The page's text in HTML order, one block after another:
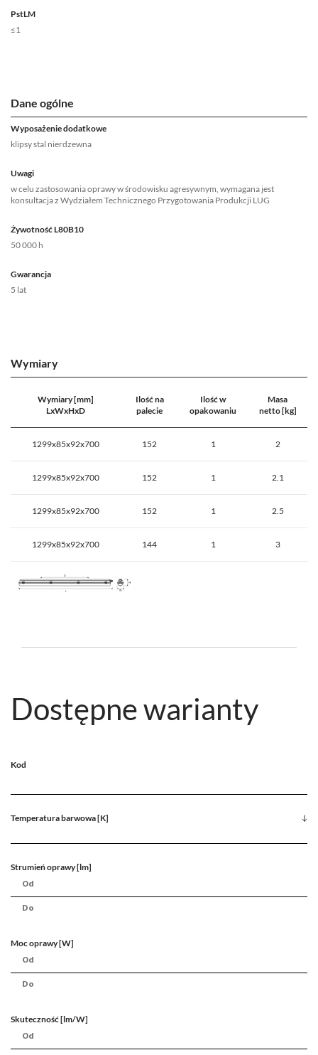
PstLM
≤1
Dane ogólne
Wyposażenie dodatkowe
klipsy stal nierdzewna
Uwagi
w celu zastosowania oprawy w środowisku agresywnym, wymagana jest
konsultacja z Wydziałem Technicznego Przygotowania Produkcji LUG
Żywotność L80B10
50 000 h
Gwarancja
5 lat
Wymiary
Wymiary [mm]
LxWxHxD
Ilość na
palecie
Ilość w
opakowaniu
Masa
netto [kg]
1299x85x92x700 152 1 2
1299x85x92x700 152 1 2.1
1299x85x92x700 152 1 2.5
1299x85x92x700 144 1 3
Dostępne warianty
Kod
Temperatura barwowa [K]
Strumień oprawy [lm]
Moc oprawy [W]
Skuteczność [lm/W]